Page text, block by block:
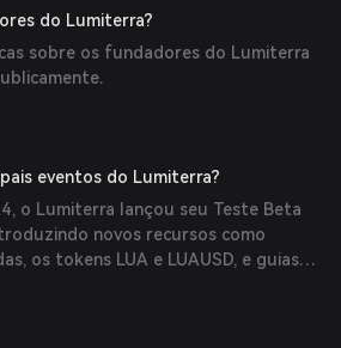
LUAUSD é a stablecoin do
jogo. ( gam3s.gg)
do Lumiterra?
sobre os fundadores do Lumiterra
eventos do Lumiterra?
o Lumiterra lançou seu Teste Beta
novos recursos como
os tokens LUA e LUAUSD, e guias